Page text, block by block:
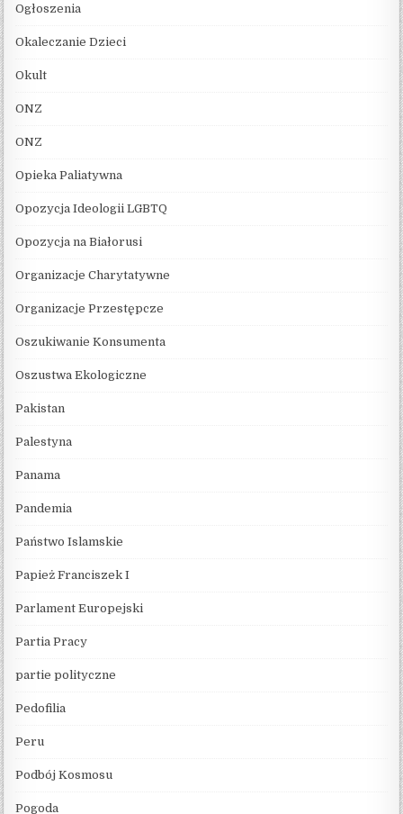
Ogłoszenia
Okaleczanie Dzieci
Okult
ONZ
ONZ
Opieka Paliatywna
Opozycja Ideologii LGBTQ
Opozycja na Białorusi
Organizacje Charytatywne
Organizacje Przestępcze
Oszukiwanie Konsumenta
Oszustwa Ekologiczne
Pakistan
Palestyna
Panama
Pandemia
Państwo Islamskie
Papież Franciszek I
Parlament Europejski
Partia Pracy
partie polityczne
Pedofilia
Peru
Podbój Kosmosu
Pogoda